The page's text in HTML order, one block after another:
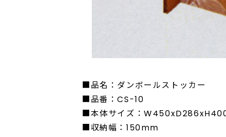
■品名：ダンボールストッカー
■品番：CS-10
■本体サイズ：
■収納幅：150mm